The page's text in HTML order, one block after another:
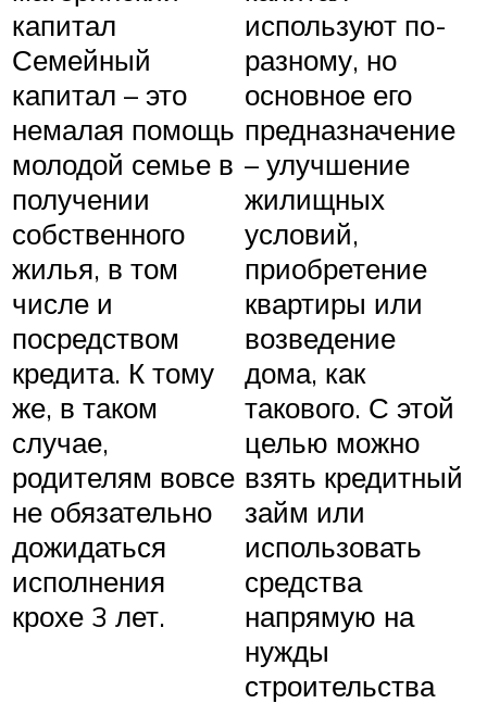
капитал
Семейный
капитал – это
немалая помощь
молодой семье в
получении
собственного
жилья, в том
числе и
посредством
кредита. К тому
же, в таком
случае,
родителям вовсе
не обязательно
дожидаться
исполнения
крохе 3 лет.
используют по-
разному, но
основное его
предназначение
– улучшение
жилищных
условий,
приобретение
квартиры или
возведение
дома, как
такового. С этой
целью можно
взять кредитный
займ или
использовать
средства
напрямую на
нужды
строительства